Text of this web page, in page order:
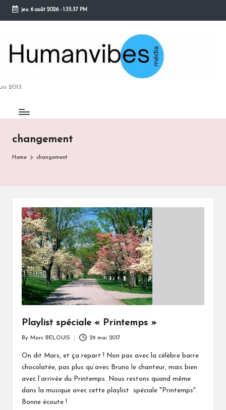
Skip
content
jeu. 6 août 2026- 1:35:37 PM
2013
changement
Home changement
Playlist spéciale « Printemps »
by
By Marc BELOUIS 29 mai 2017
On dit Mars, et ça repart ! Non pas avec la célèbre barre
chocolatée, pas plus qu’avec Bruno le chanteur, mais bien
avec l’arrivée du Printemps. Nous restons quand même
dans la musique avec cette playlist spéciale "Printemps".
Bonne écoute !